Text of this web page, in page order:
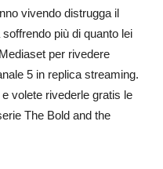
vivendo distrugga il
più di quanto lei
per rivedere
5 in replica streaming.
volete rivederle gratis le
The Bold and the